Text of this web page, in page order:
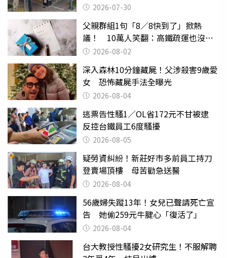
2026-07-30
父親群組1句「8／8快到了」掀熱
議！ 10萬人笑翻：高鐵疏運也沒列
父親節
2026-08-02
深入森林10分鐘藏屍！父涉殺害9歲愛
女 恐怖藏屍手法全曝光
2026-08-04
逃票告性騷1／OL省172元不甘被逮
反控台鐵員工6度騷擾
2026-08-05
疑勞資糾紛！新莊好市多前員工持刀
登賣場頂樓 母苦勸急送醫
2026-08-04
56歲婦失蹤13年！女兒已聲請死亡宣
告 她偷259元牛腱心「復活了」
2026-08-04
台大教授性騷擾2女研究生！不服解聘